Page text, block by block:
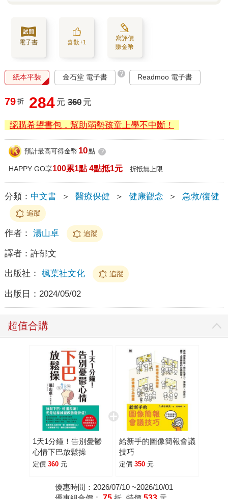
電子書 喜歡+1
寫評價
賺金幣
紙本平裝 金石堂 電子書 ? Readmoo 電子書
79 折 284 元 360 元
認購希望書包，幫助弱勢孩童上學不中斷！
預計最高可得金幣 10點 ?
HAPPY GO享100累1點 4點抵1元 折抵無上限
分類： 中文書 ＞ 醫療保健 ＞ 健康觀念 ＞ 急救/復健
追蹤
作者： 湯山卓 追蹤
譯者： 許郁文
出版社： 楓葉社文化 追蹤
出版日： 2024/05/02
超值合購
1天1分鐘！告別憂鬱
心情下巴放鬆操
定價 360 元
給新手的圖像簡報會議
技巧
定價 350 元
優惠時間：2026/07/10 ~2026/10/01